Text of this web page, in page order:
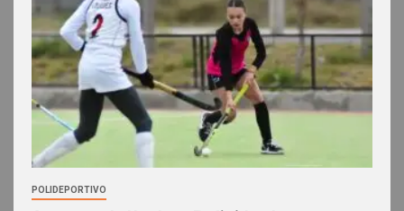
POLIDEPORTIVO